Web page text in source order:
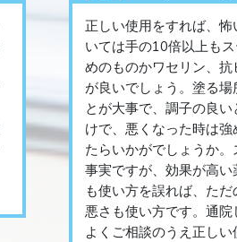
正しい使用をすれば、
いては手の10倍以上も
めのものかワセリン、
が良いでしょう。塗る
とが大事で、調子の良
けで、悪くなった時は
たらいかがでしょうか
事実ですが、効果が高
も使い方を誤れば、た
悪さも使い方です。通
よくご相談のうえ正しい